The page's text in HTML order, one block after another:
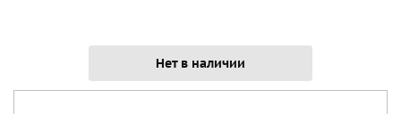
Нет в наличии